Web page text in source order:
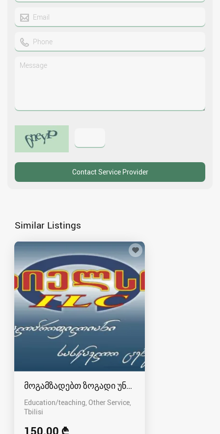
Similar Listings
მოგამზადებთ ზოგადი უნარების ოთხივე
Education/teaching, Other Service
Tbilisi
150.00 ₾